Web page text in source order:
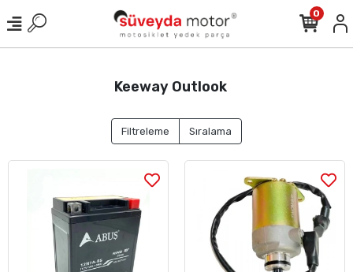
0
Keeway Outlook
Filtreleme Sıralama